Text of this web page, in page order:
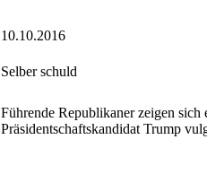
10.10.2016
Selber schuld
Führende Republikaner zeigen
Präsidentschaftskandidat Trump